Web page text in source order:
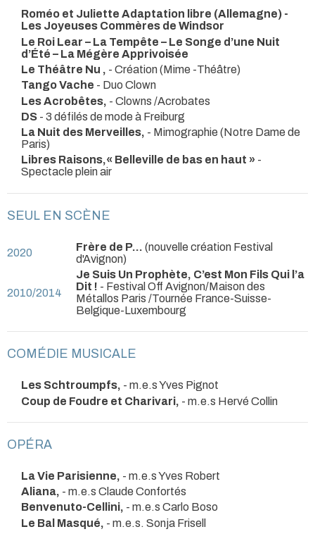
Roméo et Juliette Adaptation libre (Allemagne) -
Les Joyeuses Commères de Windsor
Le Roi Lear – La Tempête – Le Songe d’une Nuit
d’Été – La Mégère Apprivoisée
Le Théâtre Nu , - Création (Mime -Théâtre)
Tango Vache - Duo Clown
Les Acrobêtes, - Clowns /Acrobates
DS - 3 défilés de mode à Freiburg
La Nuit des Merveilles, - Mimographie (Notre Dame de
Paris)
Libres Raisons,« Belleville de bas en haut » -
Spectacle plein air
SEUL EN SCÈNE
2020 Frère de P… (nouvelle création Festival
d'Avignon)
2010/2014
Je Suis Un Prophète, C’est Mon Fils Qui l’a
Dit ! - Festival Off Avignon/Maison des
Métallos Paris /Tournée France-Suisse-
Belgique-Luxembourg
COMÉDIE MUSICALE
Les Schtroumpfs, - m.e.s Yves Pignot
Coup de Foudre et Charivari, - m.e.s Hervé Collin
OPÉRA
La Vie Parisienne, - m.e.s Yves Robert
Aliana, - m.e.s Claude Confortés
Benvenuto-Cellini, - m.e.s Carlo Boso
Le Bal Masqué, - m.e.s. Sonja Frisell